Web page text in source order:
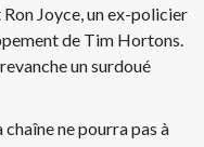
Ron Joyce, un ex-policier
de Tim Hortons.
un surdoué
ne pourra pas à